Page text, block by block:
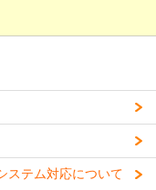
ステム対応について